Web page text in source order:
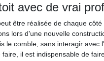
avec de vrai
être réalisée de chaque
lors d'une nouvelle
le comble, sans interagir avec
il est indispensable de